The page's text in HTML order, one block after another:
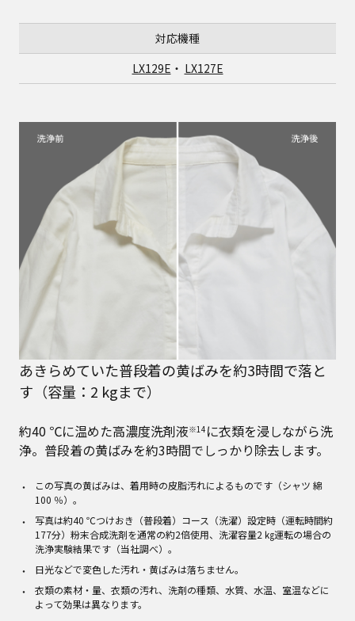
対応機種
LX129E ・ LX127E
あきらめていた普段着の黄ばみを約3時間で落と
す（容量：2 kgまで）
約40 ℃に温めた高濃度洗剤液※14 に衣類を浸しながら洗
浄。普段着の黄ばみを約3時間でしっかり除去します。
この写真の黄ばみは、着用時の皮脂汚れによるものです（シャツ 綿
100 ％）。
写真は約40 ℃つけおき（普段着）コース（洗濯）設定時（運転時間約
177分）粉末合成洗剤を通常の約2倍使用、洗濯容量2 ㎏運転の場合の
洗浄実験結果です（当社調べ）。
日光などで変色した汚れ・黄ばみは落ちません。
衣類の素材・量、衣類の汚れ、洗剤の種類、水質、水温、室温などに
よって効果は異なります。